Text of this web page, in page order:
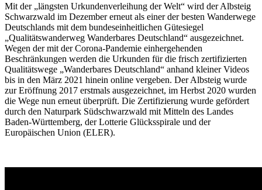
Mit der „längsten Urkundenverleihung der Welt“ wird der Albsteig
Schwarzwald im Dezember erneut als einer der besten Wanderwege
Deutschlands mit dem bundeseinheitlichen Gütesiegel
„Qualitätswanderweg Wanderbares Deutschland“ ausgezeichnet.
Wegen der mit der Corona-Pandemie einhergehenden
Beschränkungen werden die Urkunden für die frisch zertifizierten
Qualitätswege „Wanderbares Deutschland“ anhand kleiner Videos
bis in den März 2021 hinein online vergeben. Der Albsteig wurde
zur Eröffnung 2017 erstmals ausgezeichnet, im Herbst 2020 wurden
die Wege nun erneut überprüft. Die Zertifizierung wurde gefördert
durch den Naturpark Südschwarzwald mit Mitteln des Landes
Baden-Württemberg, der Lotterie Glücksspirale und der
Europäischen Union (ELER).